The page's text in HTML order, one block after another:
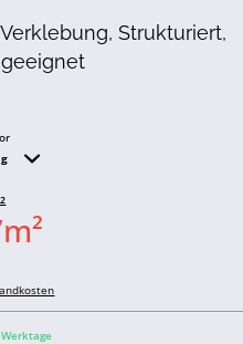
Strukturiert,